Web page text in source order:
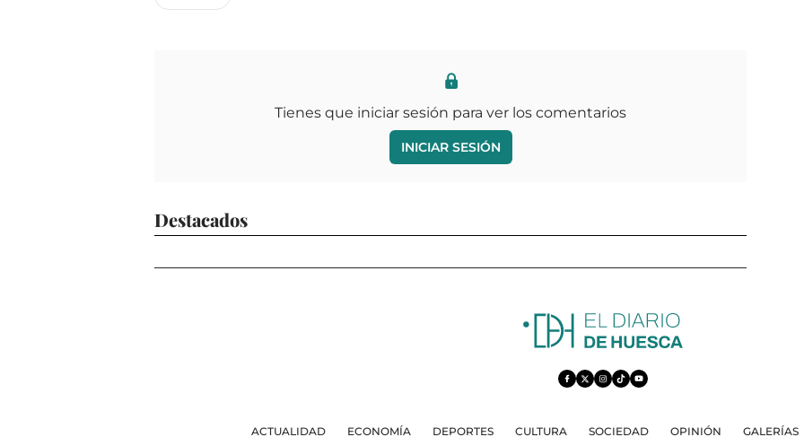
Tienes que iniciar sesión para ver los comentarios
INICIAR SESIÓN
Destacados
ACTUALIDAD ECONOMÍA DEPORTES CULTURA SOCIEDAD OPINIÓN GALERÍAS